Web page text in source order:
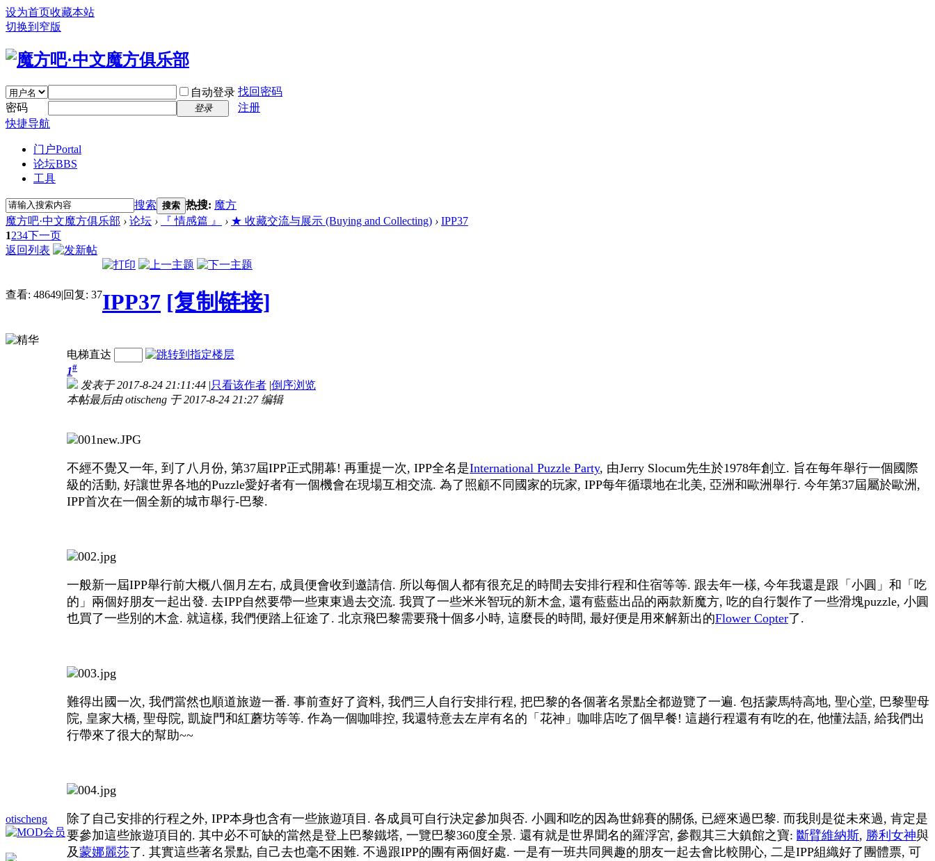
设为首页收藏本站
切换到窄版
自动登录 找回密码
密码
登录
注册
快捷导航
门户Portal
论坛BBS
工具
搜索 搜索 热搜: 魔方
魔方吧·中文魔方俱乐部 › 论坛 › 『 情感篇 』 › ★ 收藏交流与展示 (Buying and Collecting) › IPP37
1234下一页
返回列表
查看: 48649|回复: 37IPP37 [复制链接]
otischeng
电梯直达
1#
发表于 2017-8-24 21:11:44 |只看该作者 |倒序浏览
本帖最后由 otischeng 于 2017-8-24 21:27 编辑
不經不覺又一年, 到了八月份, 第37屆IPP正式開幕! 再重提一次, IPP全名是International Puzzle Party, 由Jerry Slocum先生於1978年創立. 旨在每年舉行一個國際
級的活動, 好讓世界各地的Puzzle愛好者有一個機會在現場互相交流. 為了照顧不同國家的玩家, IPP每年循環地在北美, 亞洲和歐洲舉行. 今年第37屆屬於歐洲,
IPP首次在一個全新的城市舉行-巴黎.
一般新一屆IPP舉行前大概八個月左右, 成員便會收到邀請信. 所以每個人都有很充足的時間去安排行程和住宿等等. 跟去年一樣, 今年我還是跟「小圓」和「吃
的」兩個好朋友一起出發. 去IPP自然要帶一些東東過去交流. 我買了一些米米智玩的新木盒, 還有藍藍出品的兩款新魔方, 吃的自行製作了一些滑塊puzzle, 小圓
也買了一些別的木盒. 就這樣, 我們便踏上征途了. 北京飛巴黎需要飛十個多小時, 這麼長的時間, 最好便是用來解新出的Flower Copter了.
難得出國一次, 我們當然也順道旅遊一番. 事前查好了資料, 我們三人自行安排行程, 把巴黎的各個著名景點全都遊覽了一遍. 包括蒙馬特高地, 聖心堂, 巴黎聖母
院, 皇家大橋, 聖母院, 凱旋門和紅蘑坊等等. 作為一個咖啡控, 我還特意去左岸有名的「花神」咖啡店吃了個早餐! 這趟行程還有有吃的在, 他懂法語, 給我們出
行帶來了很大的幫助~~
除了自己安排的行程之外, IPP本身也含有一些旅遊項目. 各成員可自行決定參加與否. 小圓和吃的因為世錦賽的關係, 已經來過巴黎. 而我則是從未來過, 肯定是
要參加這些旅遊項目的. 其中必不可缺的當然是登上巴黎鐵塔, 一覽巴黎360度全景. 還有就是世界聞名的羅浮宮, 參觀其三大鎮館之寶: 斷臂維納斯, 勝利女神與
及蒙娜麗莎了. 其實這些著名景點, 自己去也毫不困難. 不過跟IPP的團有兩個好處. 一是有一班共同興趣的朋友一起去會比較開心, 二是IPP組織好了團體票, 可